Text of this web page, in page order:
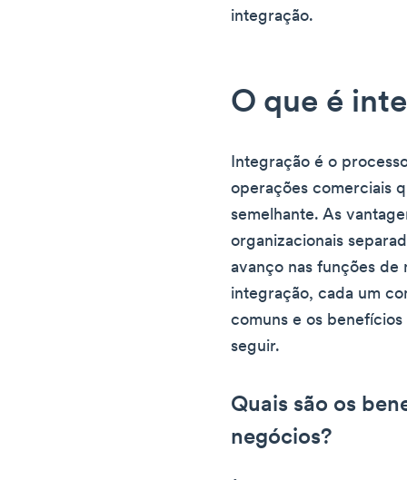
integração.
O que é
Integração é o
operações comerciais
semelhante. As
organizacionais
avanço nas funções
integração, cada um
comuns e os
seguir.
Quais são os
negócios?